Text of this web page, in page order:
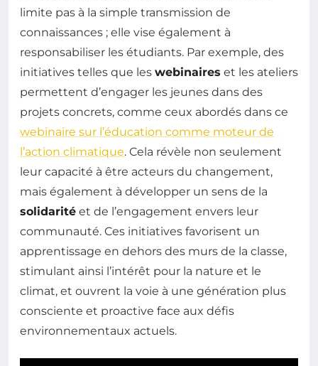
limite pas à la simple transmission de
connaissances ; elle vise également à
responsabiliser les étudiants. Par exemple, des
initiatives telles que les webinaires et les ateliers
permettent d’engager les jeunes dans des
projets concrets, comme ceux abordés dans ce
webinaire sur l’éducation comme moteur de
l’action climatique. Cela révèle non seulement
leur capacité à être acteurs du changement,
mais également à développer un sens de la
solidarité et de l’engagement envers leur
communauté. Ces initiatives favorisent un
apprentissage en dehors des murs de la classe,
stimulant ainsi l’intérêt pour la nature et le
climat, et ouvrent la voie à une génération plus
consciente et proactive face aux défis
environnementaux actuels.